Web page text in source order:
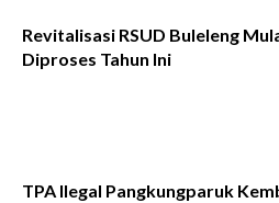
Revitalisasi RSUD Buleleng
Diproses Tahun Ini
TPA Ilegal Pangkungparuk